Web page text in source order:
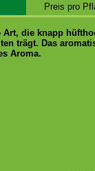
Preis pro
Art, die knapp
trägt. Das
Aroma.